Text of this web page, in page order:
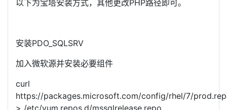
以下为宝塔安装方式，其他更改PHP路径即可。
安装PDO_SQLSRV
加入微软源并安装必要组件
curl
https://packages.microsoft.com/config/rhel/7/
> /etc/yum.repos.d/mssqlrelease.repo